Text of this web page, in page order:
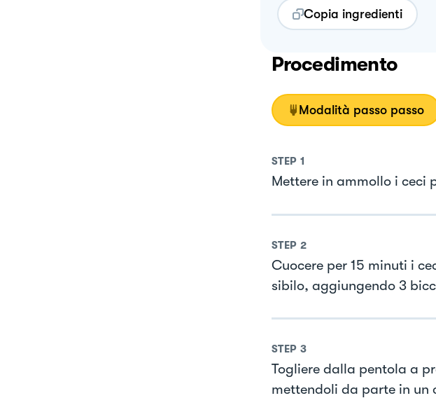
Copia ingredienti
Procedimento
Modalità passo passo
STEP 1
Mettere in ammollo i ceci
STEP 2
Cuocere per 15 minuti i
sibilo, aggiungendo 3
STEP 3
Togliere dalla pentola a
mettendoli da parte in un